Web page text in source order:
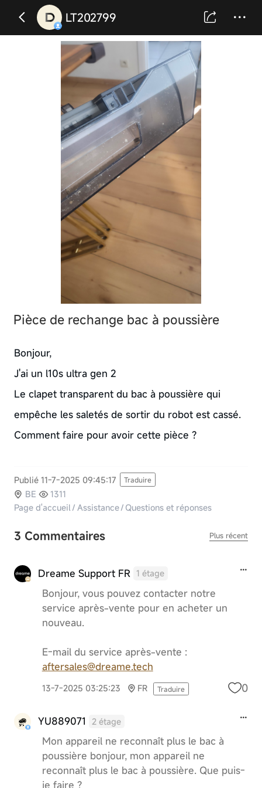
LT202799
Pièce de rechange bac à poussière
Bonjour,
J'ai un l10s ultra gen 2
Le clapet transparent du bac à poussière qui
empêche les saletés de sortir du robot est cassé.
Comment faire pour avoir cette pièce ?
Publié 11-7-2025 09:45:17 Traduire
BE
1311
Page d'accueil/ Assistance/ Questions et réponses
3 Commentaires Plus récent
Dreame Support FR 1 étage
Bonjour, vous pouvez contacter notre
service après-vente pour en acheter un
nouveau.
E-mail du service après-vente :
aftersales@dreame.tech
13-7-2025 03:25:23 FR Traduire 0
YU889071 2 étage
Mon appareil ne reconnaît plus le bac à
poussière bonjour, mon appareil ne
reconnaît plus le bac à poussière. Que puis-
je faire ?